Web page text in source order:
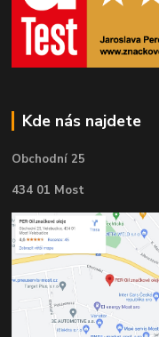
Kde nás najdete
Obchodní 25
434 01 Most